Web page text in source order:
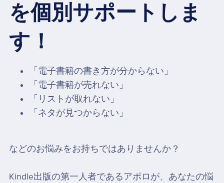
を個別サポートしま
す！
「電子書籍の書き方が分からない」
「電子書籍が売れない」
「リストが取れない」
「ネタが見つからない」
などのお悩みをお持ちではありませんか？
Kindle出版の第一人者であるアポロが、あなたの悩